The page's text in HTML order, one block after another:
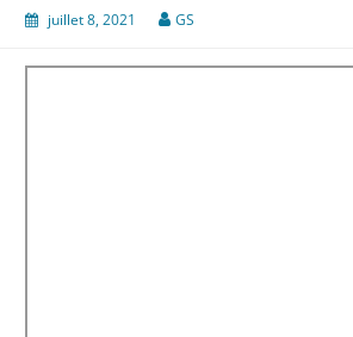
juillet 8, 2021 GS